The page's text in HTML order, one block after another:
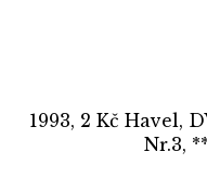
1993, 2 Kč Havel,
Nr.3,